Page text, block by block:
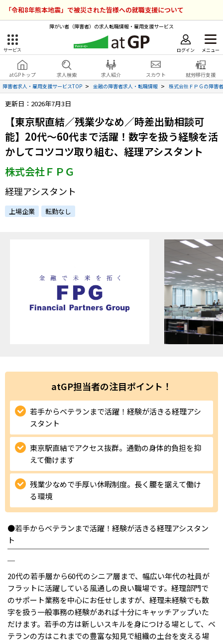
「令和8年熊本地震」で被災された皆様への就職支援について
障がい者（障害者）の求人転職情報・雇用支援サービス
サービス ログイン メニュー
atGPトップ 求人検索 求人紹介 スカウト
就労移行支援
障害者求人・雇用支援サービスTOP
金融の障害者求人・転職情報 株式会社ＦＰＧの障害
更新日：2026年7月3日
【東京駅直結／残業少なめ／時差出勤相談可
能】20代〜60代まで活躍！数字を扱う経験を活
かしてコツコツ取り組む、経理アシスタント
株式会社ＦＰＧ
経理アシスタント
上場企業 転勤なし
atGP担当者の注目ポイント！
若手からベテランまで活躍！経験が活きる経理アシ
スタント
東京駅直結でアクセス抜群。通勤の身体的負担を抑
えて働けます
残業少なめで手厚い休暇制度。長く腰を据えて働け
る環境
●若手からベテランまで活躍！経験が活きる経理アシスタン
ト
￣￣￣￣￣￣￣￣￣￣￣￣￣￣￣￣￣￣￣￣￣￣￣￣￣￣￣
￣
20代の若手層から60代のシニア層まで、幅広い年代の社員が
フラットに活躍している風通しの良い職場です。経理部門で
のサポート業務を中心にお任せしますが、経理未経験でも数
字を扱う一般事務の経験があれば十分にキャッチアップいた
だけます。若手の方は新しいスキルを身につける場として、ベ
テランの方はこれまでの豊富な知見で組織の土台を支える場
障害者雇用のアットジーピー
サービスラインナップ
就転職支援サービス
障害者専門の就転職支援サービス
障害者アスリート専門の就転職支援サービス
障害のある新卒学生専門の就職エージェントサービス
就労移行支援サービス
障害別専門支援の就労移行支援サービス
IT・Web制作スキルを身につける就労移行支援サービス
ソーシャルファームサービス
しいたけ生産で実現する
新しい障害者雇用支援サービス
ご利用ガイド
法人向けページ
ログイン 会員登録 無料
atGPトップ
各種サービス
求人を紹介してもらう
スカウトを受ける
お問い合わせ・よくある質問
メニューを閉じる